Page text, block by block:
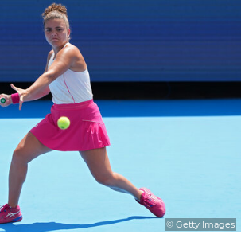
© Getty Images